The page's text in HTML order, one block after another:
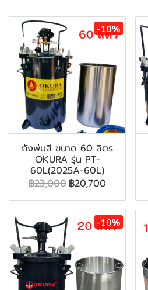
-10%
ถังพ่นสี ขนาด 60 ลิตร
OKURA รุ่น PT-
60L(2025A-60L)
฿23,000 ฿20,700
-10%